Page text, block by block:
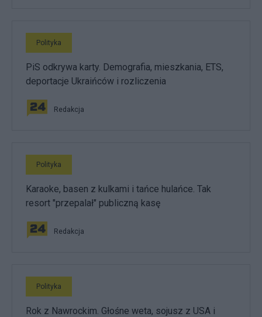
Polityka
PiS odkrywa karty. Demografia, mieszkania, ETS,
deportacje Ukraińców i rozliczenia
Redakcja
Polityka
Karaoke, basen z kulkami i tańce hulańce. Tak
resort "przepalał" publiczną kasę
Redakcja
Polityka
Rok z Nawrockim. Głośne weta, sojusz z USA i